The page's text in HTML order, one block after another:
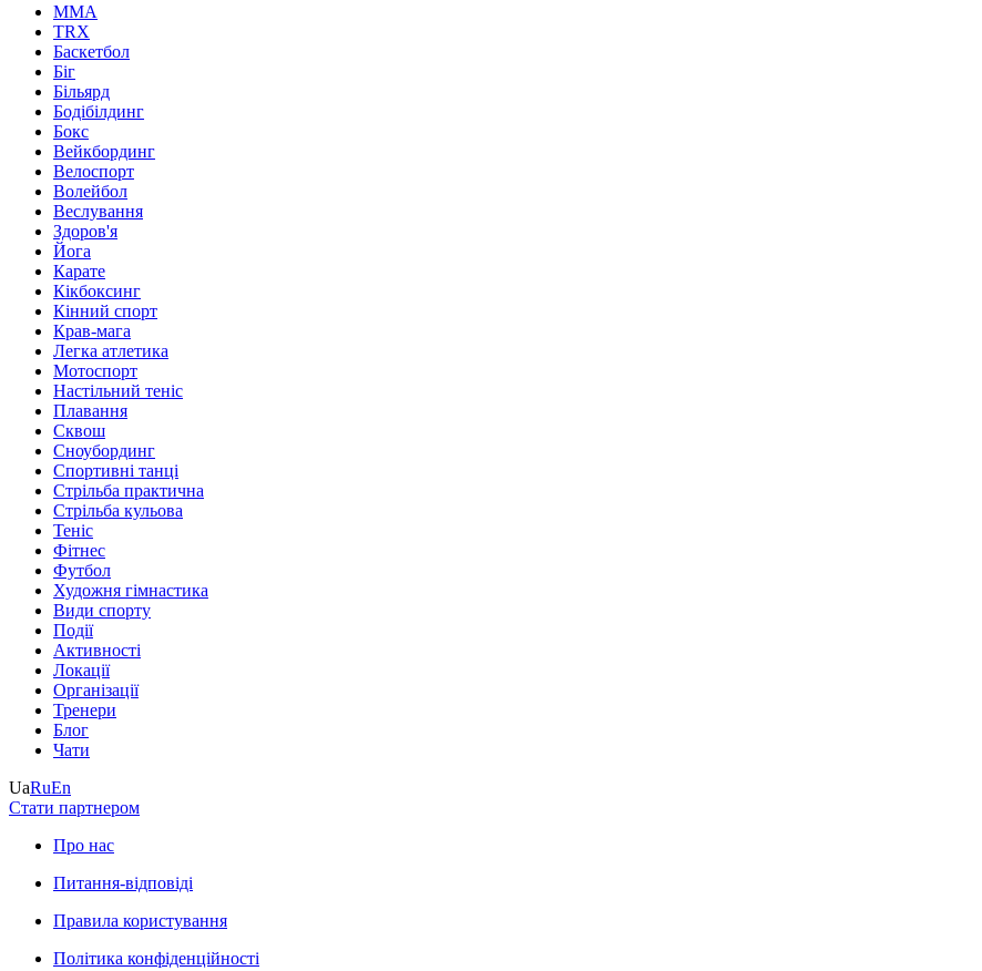
MMA
TRX
Баскетбол
Біг
Більярд
Бодібілдинг
Бокс
Вейкбординг
Велоспорт
Волейбол
Веслування
Здоров'я
Йога
Карате
Кікбоксинг
Кінний спорт
Крав-мага
Легка атлетика
Мотоспорт
Настільний теніс
Плавання
Сквош
Сноубординг
Спортивні танці
Стрільба практична
Стрільба кульова
Теніс
Фітнес
Футбол
Художня гімнастика
Види спорту
Події
Активності
Локації
Організації
Тренери
Блог
Чати
UaRuEn
Стати партнером
Про нас
Питання-відповіді
Правила користування
Політика конфіденційності